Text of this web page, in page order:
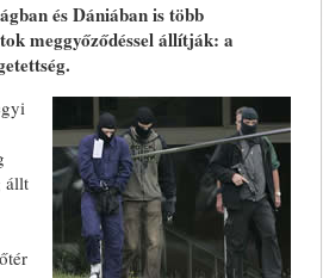
és Dániában is több
meggyőződéssel állítják: a
állt